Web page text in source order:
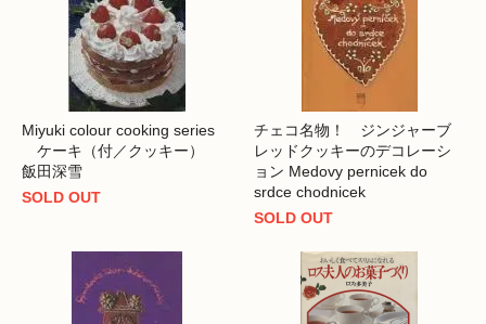
Miyuki colour cooking series
ケーキ（付／クッキー）
飯田深雪
SOLD OUT
チェコ名物！ ジンジャーブ
レッドクッキーのデコレーシ
ョン Medovy pernicek do
srdce chodnicek
SOLD OUT